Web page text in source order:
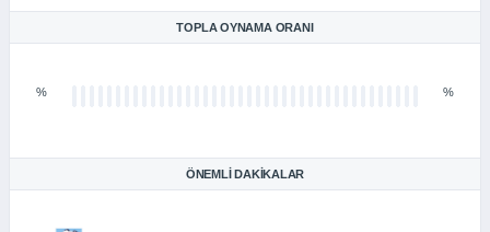
TOPLA OYNAMA ORANI
% %
ÖNEMLI DAKIKALAR